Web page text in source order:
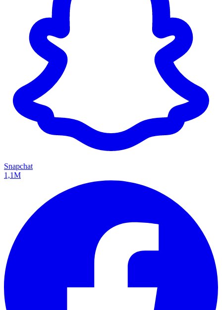
Snapchat
1,1M